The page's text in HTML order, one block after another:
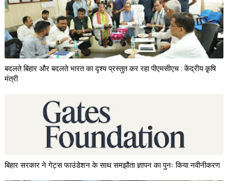
बदलते बिहार और बदलते भारत का दृश्य प्रस्तुत कर रहा पीएमसीएच : केंद्रीय क़ृषि
मंत्री
बिहार सरकार ने गेट्स फाउंडेशन के साथ समझौता ज्ञापन का पुनः किया नवीनीकरण